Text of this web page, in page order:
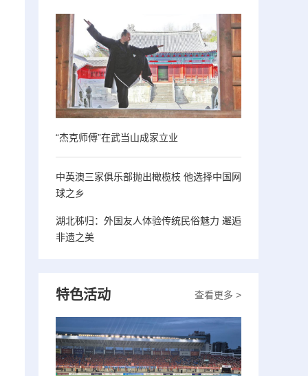
“杰克师傅”在武当山成家立业
中英澳三家俱乐部抛出橄榄枝 他选择中国网
球之乡
湖北秭归：外国友人体验传统民俗魅力 邂逅
非遗之美
查看更多 >
特色活动